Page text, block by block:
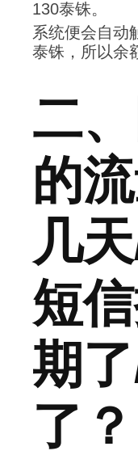
130泰铢。
系统便会自动
泰铢，所以余
二
的
几
短
期
了？